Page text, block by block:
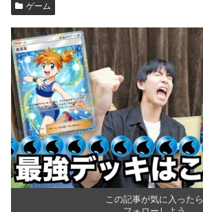
ゲーム
この記事が気に入ったら